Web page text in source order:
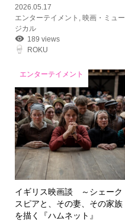
2026.05.17
エンターテイメント
映画・ミュー
ジカル
189 views
ROKU
エンターテイメント
イギリス映画談 ～シェーク
スピアと、その妻、その家族
を描く『ハムネット』